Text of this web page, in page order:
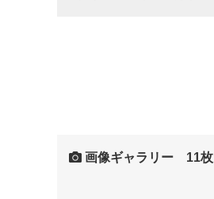
画像ギャラリー 11枚